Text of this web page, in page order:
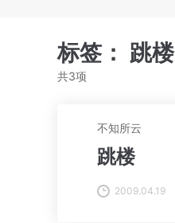
标签： 跳楼
共3项
不知所云
跳楼
2009.04.19